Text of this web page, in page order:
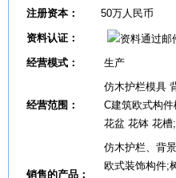
注册资本：
50万人民币
资料认证：
经营模式： 生产
经营范围：
仿木护栏模具
C建筑欧式构
花盆 花钵 花槽
销售的产品：
仿木护栏、背
欧式装饰构件;